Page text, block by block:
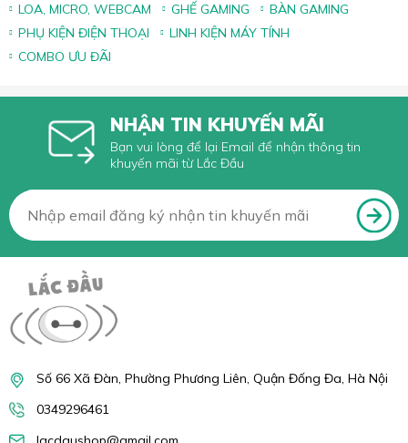
LOA, MICRO, WEBCAM
GHẾ GAMING
BÀN GAMING
PHỤ KIỆN ĐIỆN THOẠI
LINH KIỆN MÁY TÍNH
COMBO ƯU ĐÃI
NHẬN TIN KHUYẾN MÃI
Bạn vui lòng để lại Email để nhận thông tin
khuyến mãi từ Lắc Đầu
Số 66 Xã Đàn, Phường Phương Liên, Quận Đống Đa, Hà Nội
0349296461